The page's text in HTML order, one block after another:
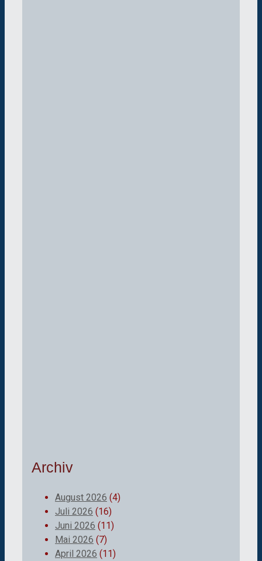
Archiv
August 2026 (4)
Juli 2026 (16)
Juni 2026 (11)
Mai 2026 (7)
April 2026 (11)